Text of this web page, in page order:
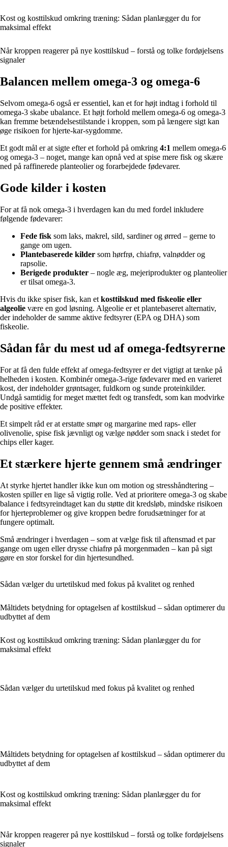
Kost og kosttilskud omkring træning: Sådan planlægger du for
maksimal effekt
Når kroppen reagerer på nye kosttilskud – forstå og tolke fordøjelsens
signaler
Balancen mellem omega-3 og omega-6
Selvom omega-6 også er essentiel, kan et for højt indtag i forhold til
omega-3 skabe ubalance. Et højt forhold mellem omega-6 og omega-3
kan fremme betændelsestilstande i kroppen, som på længere sigt kan
øge risikoen for hjerte-kar-sygdomme.
Et godt mål er at sigte efter et forhold på omkring 4:1 mellem omega-6
og omega-3 – noget, mange kan opnå ved at spise mere fisk og skære
ned på raffinerede planteolier og forarbejdede fødevarer.
Gode kilder i kosten
For at få nok omega-3 i hverdagen kan du med fordel inkludere
følgende fødevarer:
Fede fisk som laks, makrel, sild, sardiner og ørred – gerne to
gange om ugen.
Plantebaserede kilder som hørfrø, chiafrø, valnødder og
rapsolie.
Berigede produkter – nogle æg, mejeriprodukter og planteolier
er tilsat omega-3.
Hvis du ikke spiser fisk, kan et kosttilskud med fiskeolie eller
algeolie være en god løsning. Algeolie er et plantebaseret alternativ,
der indeholder de samme aktive fedtsyrer (EPA og DHA) som
fiskeolie.
Sådan får du mest ud af omega-fedtsyrerne
For at få den fulde effekt af omega-fedtsyrer er det vigtigt at tænke på
helheden i kosten. Kombinér omega-3-rige fødevarer med en varieret
kost, der indeholder grøntsager, fuldkorn og sunde proteinkilder.
Undgå samtidig for meget mættet fedt og transfedt, som kan modvirke
de positive effekter.
Et simpelt råd er at erstatte smør og margarine med raps- eller
olivenolie, spise fisk jævnligt og vælge nødder som snack i stedet for
chips eller kager.
Et stærkere hjerte gennem små ændringer
At styrke hjertet handler ikke kun om motion og stresshåndtering –
kosten spiller en lige så vigtig rolle. Ved at prioritere omega-3 og skabe
balance i fedtsyreindtaget kan du støtte dit kredsløb, mindske risikoen
for hjerteproblemer og give kroppen bedre forudsætninger for at
fungere optimalt.
Små ændringer i hverdagen – som at vælge fisk til aftensmad et par
gange om ugen eller drysse chiafrø på morgenmaden – kan på sigt
gøre en stor forskel for din hjertesundhed.
Sådan vælger du urtetilskud med fokus på kvalitet og renhed
Måltidets betydning for optagelsen af kosttilskud – sådan optimerer du
udbyttet af dem
Kost og kosttilskud omkring træning: Sådan planlægger du for
maksimal effekt
Sådan vælger du urtetilskud med fokus på kvalitet og renhed
Måltidets betydning for optagelsen af kosttilskud – sådan optimerer du
udbyttet af dem
Kost og kosttilskud omkring træning: Sådan planlægger du for
maksimal effekt
Når kroppen reagerer på nye kosttilskud – forstå og tolke fordøjelsens
signaler